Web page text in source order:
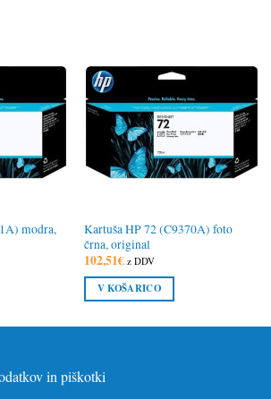
modra,
Kartuša HP 72 (C9370A) foto
črna, original
102,51€ z DDV
V KOŠARICO
in piškotki